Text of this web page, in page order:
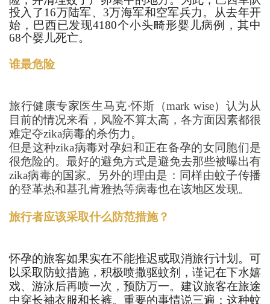
投入了16万陆军、3万海军和空军兵力。从去年开
始，巴西已发现4180个小头畸形婴儿病例，其中
68个婴儿死亡。
谁最危险
旅行健康专家医生马克·怀斯（mark wise）认为从
目前的情况来看，风险不算太高，各方面因素都很
难定夺zika病毒的杀伤力。
但是这种zika病毒对孕妇和正在备孕的女同胞们是
很危险的。最好的避免方式是避免去那些被曝出有
zika病毒的国家。另外的理由是：同样由蚊子传播
的登革热和基孔肯雅热等病毒也在该地区发现。
旅行者应该采取什么防范措施？
怀孕的旅客如果实在不能推迟或取消旅行计划。可
以采取防蚊措施，积极喷撒驱蚊剂，谨记在下水嬉
戏、游泳后再喷一次，预防万一。建议旅客在旅途
中穿长袖衣服和长裤。重要的事情说三遍：这种蚊